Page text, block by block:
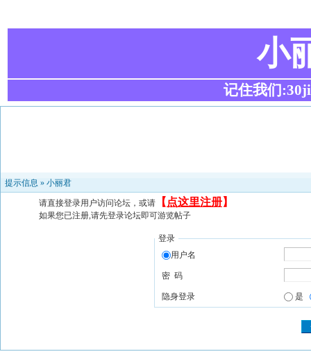
小
记住我们
提示信息 » 小丽君
请直接登录用户访问论坛，或请 【 点这里注册】
如果您已注册,请先登录论坛即可游览帖子
登录
用户名
密 码
隐身登录 是